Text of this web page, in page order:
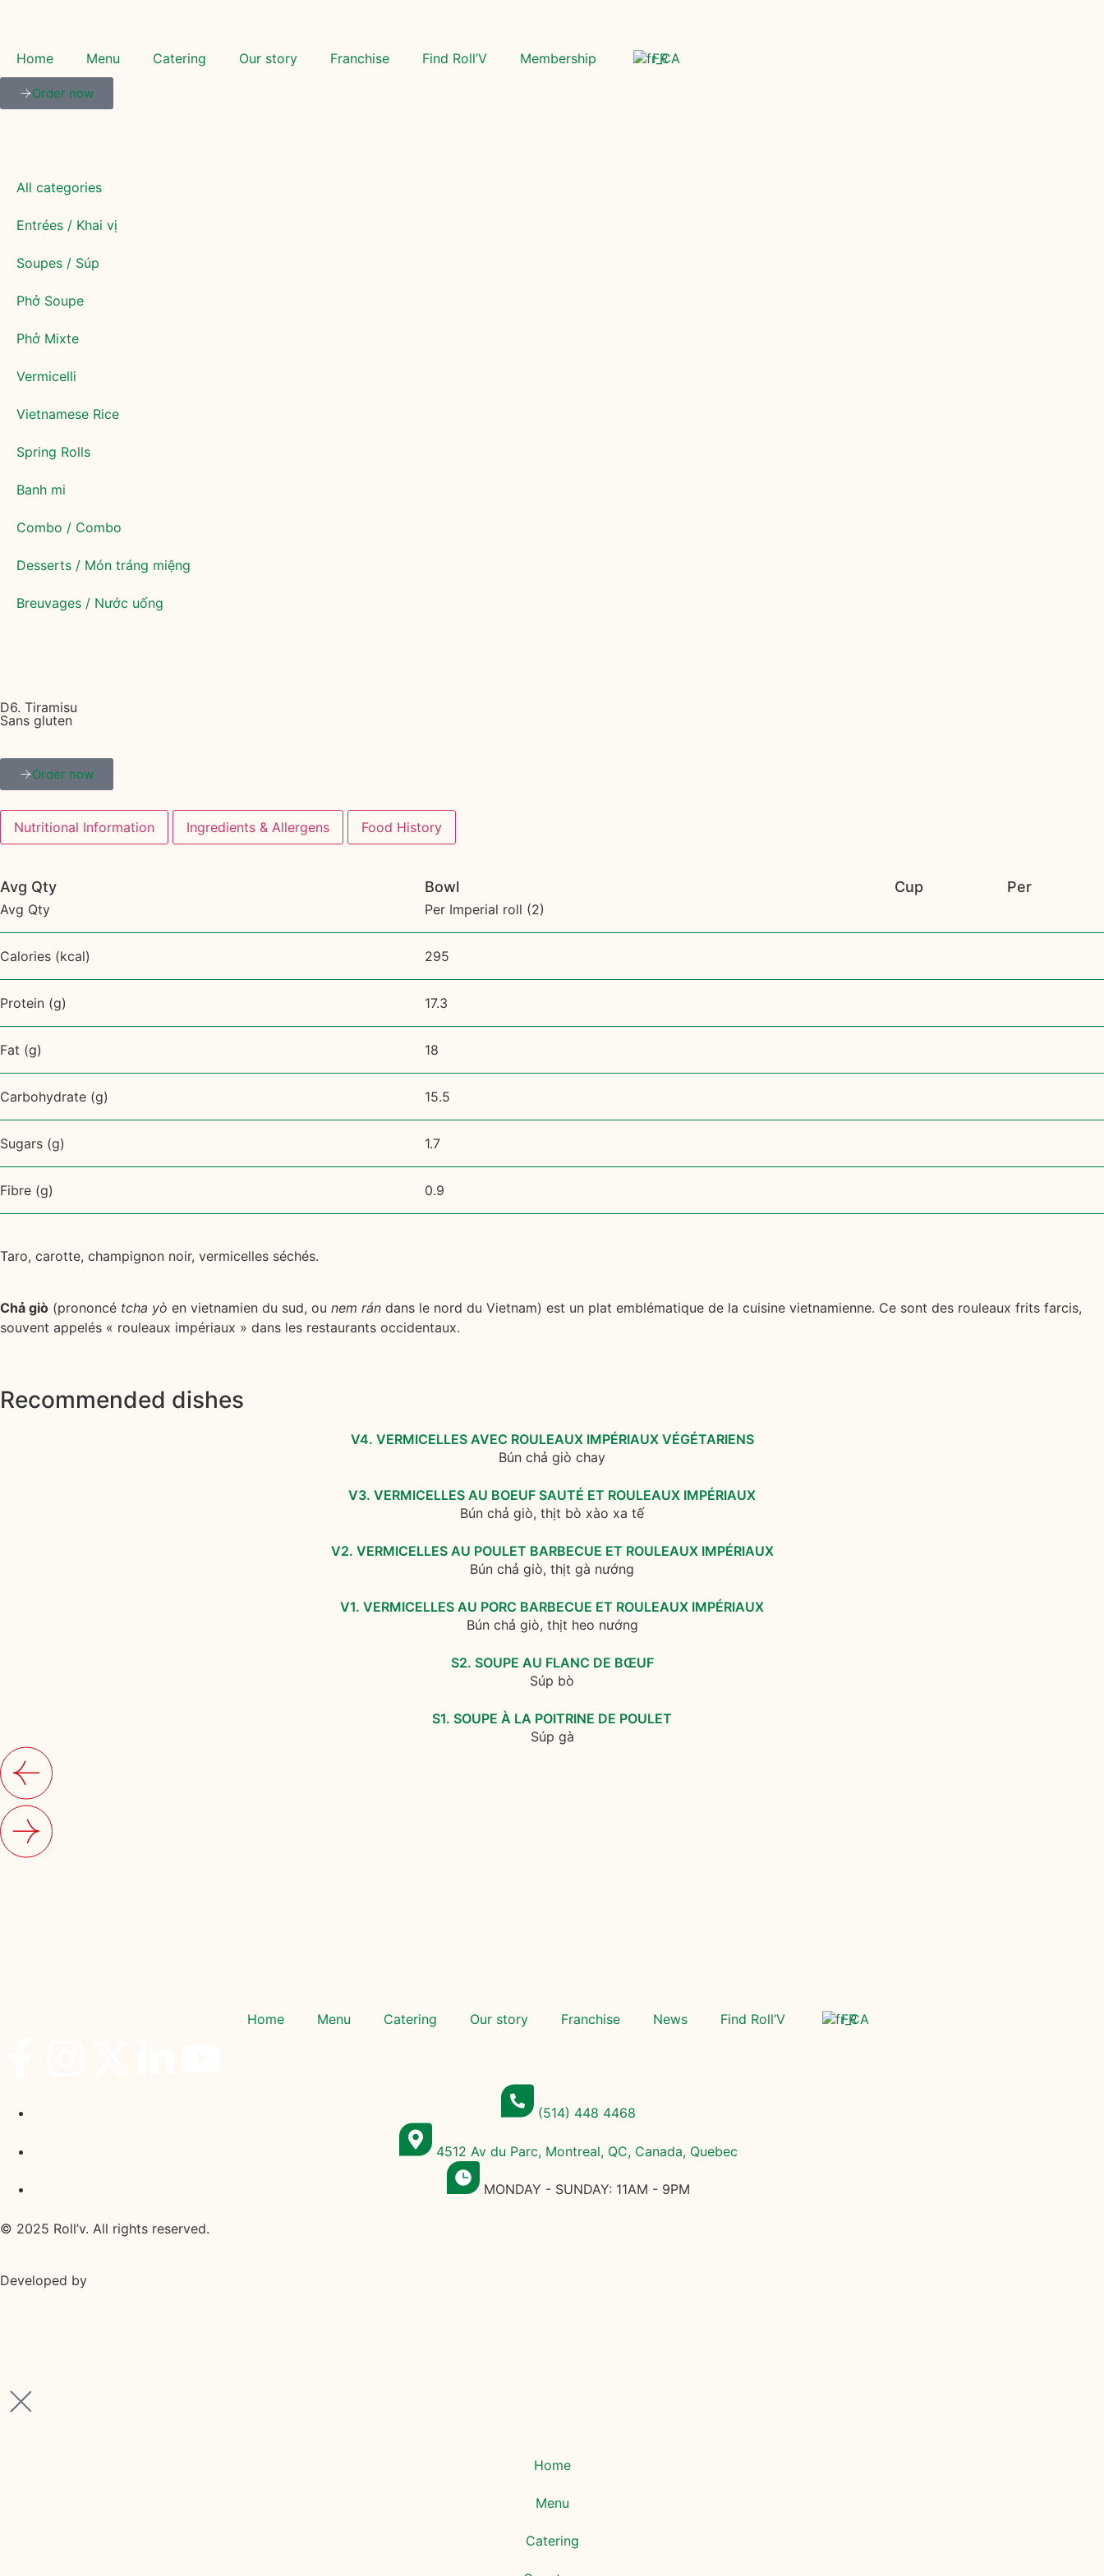
Home Menu Catering Our story Franchise Find Roll’V Membership FR
Order now
All categories
Entrées / Khai vị
Soupes / Súp
Phở Soupe
Phở Mixte
Vermicelli
Vietnamese Rice
Spring Rolls
Banh mi
Combo / Combo
Desserts / Món tráng miệng
Breuvages / Nước uống
D6. Tiramisu
Sans gluten
Order now
Nutritional Information Ingredients & Allergens Food History
Avg Qty Bowl Cup Per
Avg Qty Per Imperial roll (2)
Calories (kcal) 295
Protein (g) 17.3
Fat (g) 18
Carbohydrate (g) 15.5
Sugars (g) 1.7
Fibre (g) 0.9
Taro, carotte, champignon noir, vermicelles séchés.
Chả giò (prononcé tcha yò en vietnamien du sud, ou nem rán dans le nord du Vietnam) est un plat emblématique de la cuisine vietnamienne. Ce sont des rouleaux frits farcis,
souvent appelés « rouleaux impériaux » dans les restaurants occidentaux.
Recommended dishes
V4. VERMICELLES AVEC ROULEAUX IMPÉRIAUX VÉGÉTARIENS
Bún chả giò chay
V3. VERMICELLES AU BOEUF SAUTÉ ET ROULEAUX IMPÉRIAUX
Bún chả giò, thịt bò xào xa tế
V2. VERMICELLES AU POULET BARBECUE ET ROULEAUX IMPÉRIAUX
Bún chả giò, thịt gà nướng
V1. VERMICELLES AU PORC BARBECUE ET ROULEAUX IMPÉRIAUX
Bún chả giò, thịt heo nướng
S2. SOUPE AU FLANC DE BŒUF
Súp bò
S1. SOUPE À LA POITRINE DE POULET
Súp gà
Home Menu Catering Our story Franchise News Find Roll’V FR
(514) 448 4468
4512 Av du Parc, Montreal, QC, Canada, Quebec
MONDAY - SUNDAY: 11AM - 9PM
© 2025 Roll’v. All rights reserved.
Developed by
Home
Menu
Catering